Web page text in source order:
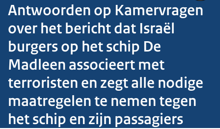
Antwoorden op Kamervragen
over het bericht dat Israël
burgers op het schip De
Madleen associeert met
terroristen en zegt alle nodige
maatregelen te nemen tegen
het schip en zijn passagiers